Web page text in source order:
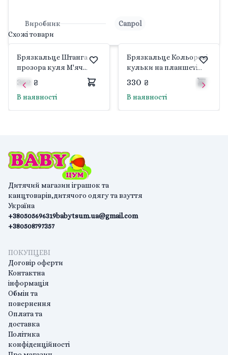
Виробник
Canpol
Схожі товари
Брязкальце Штанга
прозора куля М'яч
362 ₴
В наявності
Брязкальце Кольорові
кульки на планшеті
330 ₴
В наявності
Дитячий магазин іграшок та
канцтоварів,дитячого одягу та взуття
Україна
+380505696319
+380508797357
babytsum.ua@gmail.com
ПОКУПЦЕВІ
Договір оферти
Контактна
інформація
Обмін та
повернення
Оплата та
доставка
Політика
конфіденційності